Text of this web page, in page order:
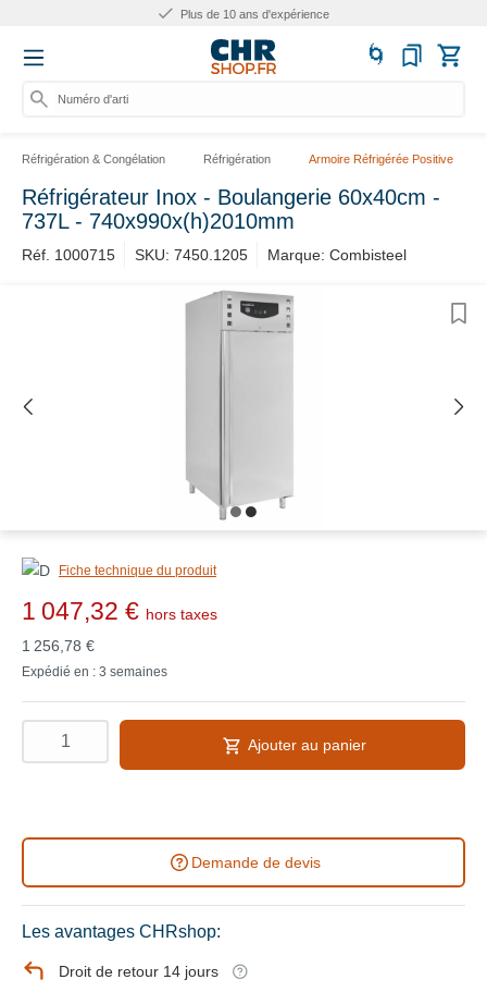
Plus de 10 ans d'expérience
Numéro d'artic
Réfrigération & Congélation Réfrigération Armoire Réfrigérée Positive
Réfrigérateur Inox - Boulangerie 60x40cm -
737L - 740x990x(h)2010mm
Réf. 1000715 SKU: 7450.1205 Marque: Combisteel
Fiche technique du produit
1 047,32 € hors taxes
1 256,78 €
Expédié en : 3 semaines
Ajouter au panier
Demande de devis
Les avantages CHRshop:
Droit de retour 14 jours